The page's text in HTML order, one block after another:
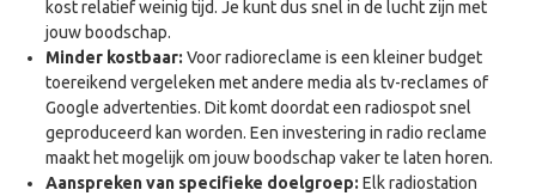
kost relatief weinig tijd. Je kunt dus snel in de lucht zijn met
jouw boodschap.
Minder kostbaar: Voor radioreclame is een kleiner budget
toereikend vergeleken met andere media als tv-reclames of
Google advertenties. Dit komt doordat een radiospot snel
geproduceerd kan worden. Een investering in radio reclame
maakt het mogelijk om jouw boodschap vaker te laten horen.
Aanspreken van specifieke doelgroep: Elk radiostation